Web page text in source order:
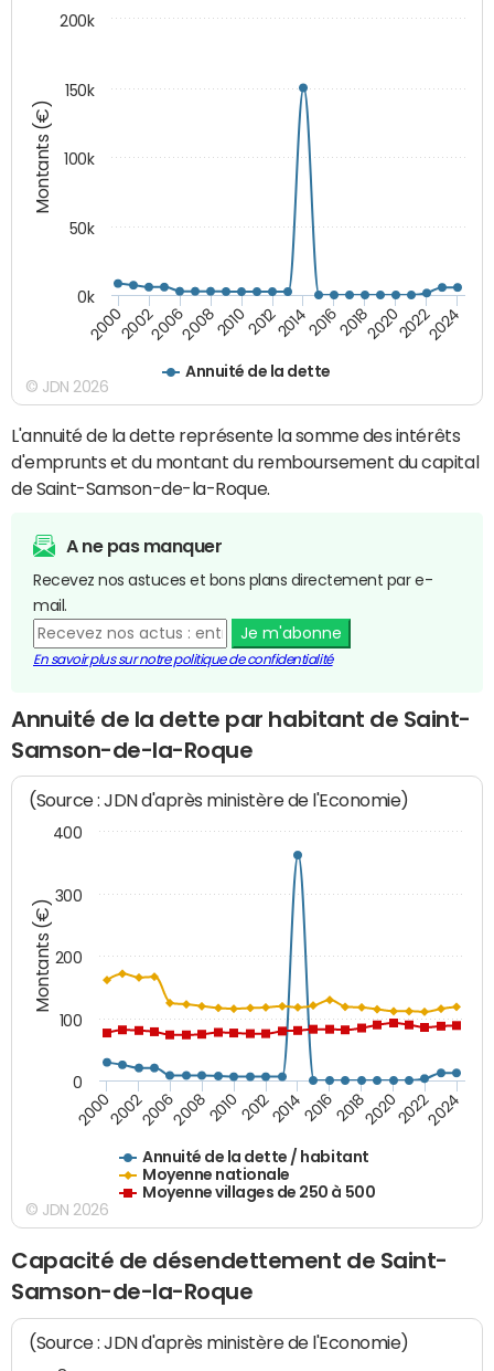
Montants (€)
Annuité de la dette
200020022006200820102012201420162018202020222024
0k
50k
100k
150k
200k
© JDN 2026
L'annuité de la dette représente la somme des intérêts
d'emprunts et du montant du remboursement du capital
de Saint-Samson-de-la-Roque.
A ne pas manquer
Recevez nos astuces et bons plans directement par e-
mail.
Je m'abonne
En savoir plus sur notre politique de confidentialité
Annuité de la dette par habitant de Saint-
Samson-de-la-Roque
Montants (€)
(Source : JDN d'après ministère de l'Economie)
Annuité de la dette / habitant
Moyenne nationale
Moyenne villages de 250 à 500
200020022006200820102012201420162018202020222024
0
100
200
300
400
© JDN 2026
Capacité de désendettement de Saint-
Samson-de-la-Roque
(Source : JDN d'après ministère de l'Economie)